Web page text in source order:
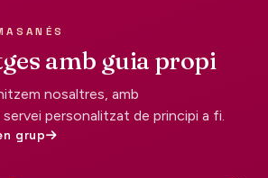
amb guia propi
nosaltres, amb
personalitzat de principi a fi.
grup